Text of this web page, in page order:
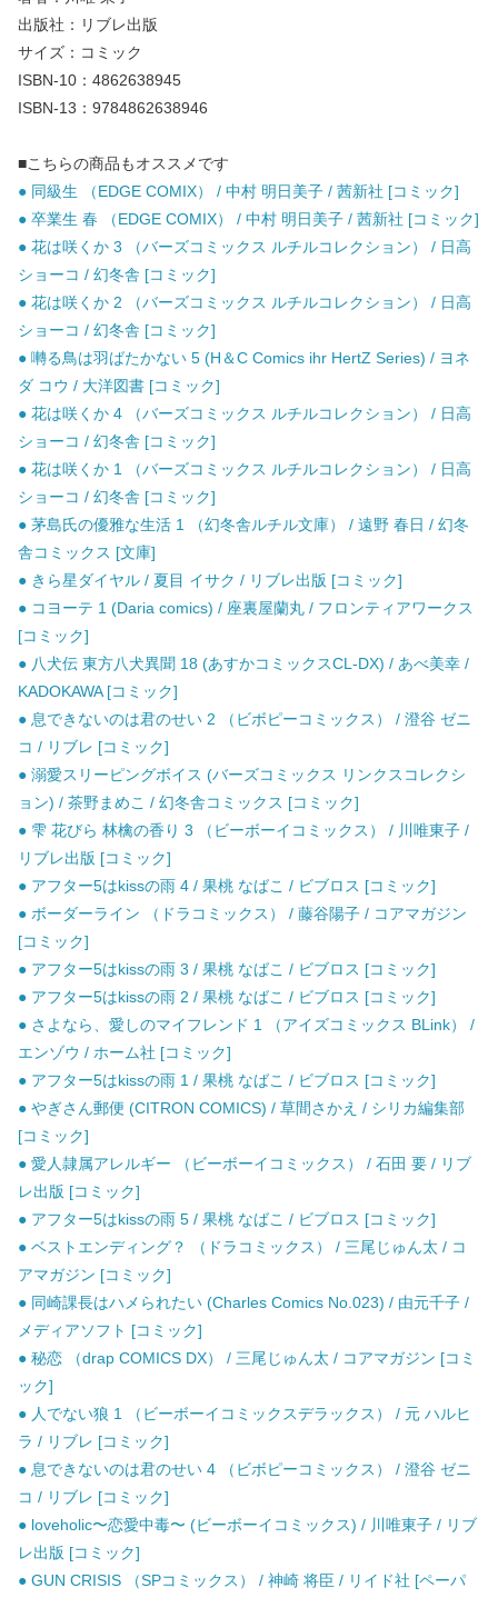
出版社：リブレ出版
サイズ：コミック
ISBN-10：4862638945
ISBN-13：9784862638946
■こちらの商品もオススメです
● 同級生 （EDGE COMIX） / 中村 明日美子 / 茜新社 [コミック]
● 卒業生 春 （EDGE COMIX） / 中村 明日美子 / 茜新社 [コミック]
● 花は咲くか 3 （バーズコミックス ルチルコレクション） / 日高
ショーコ / 幻冬舎 [コミック]
● 花は咲くか 2 （バーズコミックス ルチルコレクション） / 日高
ショーコ / 幻冬舎 [コミック]
● 囀る鳥は羽ばたかない 5 (H＆C Comics ihr HertZ Series) / ヨネ
ダ コウ / 大洋図書 [コミック]
● 花は咲くか 4 （バーズコミックス ルチルコレクション） / 日高
ショーコ / 幻冬舎 [コミック]
● 花は咲くか 1 （バーズコミックス ルチルコレクション） / 日高
ショーコ / 幻冬舎 [コミック]
● 茅島氏の優雅な生活 1 （幻冬舎ルチル文庫） / 遠野 春日 / 幻冬
舎コミックス [文庫]
● きら星ダイヤル / 夏目 イサク / リブレ出版 [コミック]
● コヨーテ 1 (Daria comics) / 座裏屋蘭丸 / フロンティアワークス
[コミック]
● 八犬伝 東方八犬異聞 18 (あすかコミックスCL-DX) / あべ美幸 /
KADOKAWA [コミック]
● 息できないのは君のせい 2 （ビボピーコミックス） / 澄谷 ゼニ
コ / リブレ [コミック]
● 溺愛スリーピングボイス (バーズコミックス リンクスコレクシ
ョン) / 茶野まめこ / 幻冬舎コミックス [コミック]
● 雫 花びら 林檎の香り 3 （ビーボーイコミックス） / 川唯東子 /
リブレ出版 [コミック]
● アフター5はkissの雨 4 / 果桃 なばこ / ビブロス [コミック]
● ボーダーライン （ドラコミックス） / 藤谷陽子 / コアマガジン
[コミック]
● アフター5はkissの雨 3 / 果桃 なばこ / ビブロス [コミック]
● アフター5はkissの雨 2 / 果桃 なばこ / ビブロス [コミック]
● さよなら、愛しのマイフレンド 1 （アイズコミックス BLink） /
エンゾウ / ホーム社 [コミック]
● アフター5はkissの雨 1 / 果桃 なばこ / ビブロス [コミック]
● やぎさん郵便 (CITRON COMICS) / 草間さかえ / シリカ編集部
[コミック]
● 愛人隷属アレルギー （ビーボーイコミックス） / 石田 要 / リブ
レ出版 [コミック]
● アフター5はkissの雨 5 / 果桃 なばこ / ビブロス [コミック]
● ベストエンディング？ （ドラコミックス） / 三尾じゅん太 / コ
アマガジン [コミック]
● 同崎課長はハメられたい (Charles Comics No.023) / 由元千子 /
メディアソフト [コミック]
● 秘恋 （drap COMICS DX） / 三尾じゅん太 / コアマガジン [コミ
ック]
● 人でない狼 1 （ビーボーイコミックスデラックス） / 元 ハルヒ
ラ / リブレ [コミック]
● 息できないのは君のせい 4 （ビボピーコミックス） / 澄谷 ゼニ
コ / リブレ [コミック]
● loveholic〜恋愛中毒〜 (ビーボーイコミックス) / 川唯東子 / リブ
レ出版 [コミック]
● GUN CRISIS （SPコミックス） / 神崎 将臣 / リイド社 [ペーパ